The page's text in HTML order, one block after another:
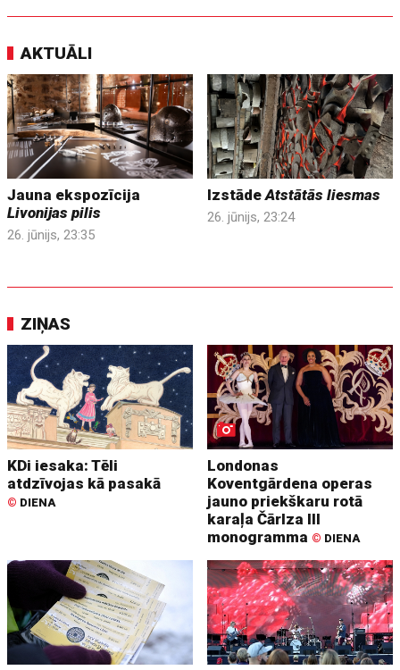
AKTUĀLI
Jauna ekspozīcija
Livonijas pilis
26. jūnijs, 23:35
IzstādeAtstātās liesmas
26. jūnijs, 23:24
ZIŅAS
KDi iesaka: Tēli
atdzīvojas kā pasakā
© DIENA
Londonas
Koventgārdena operas
jauno priekškaru rotā
karaļa Čārlza III
monogramma © DIENA